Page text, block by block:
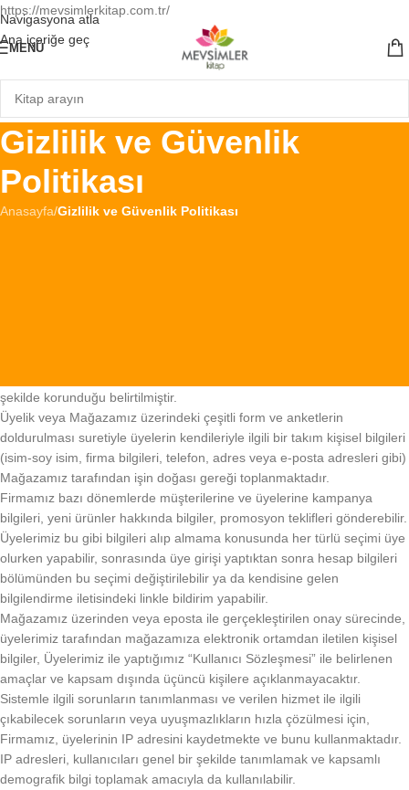
https://mevsimlerkitap.com.tr/
Navigasyona atla
Ana içeriğe geç
MENÜ
Gizlilik ve Güvenlik
Politikası
Anasayfa/Gizlilik ve Güvenlik Politikası
şekilde korunduğu belirtilmiştir.
Üyelik veya Mağazamız üzerindeki çeşitli form ve anketlerin
doldurulması suretiyle üyelerin kendileriyle ilgili bir takım kişisel bilgileri
(isim-soy isim, firma bilgileri, telefon, adres veya e-posta adresleri gibi)
Mağazamız tarafından işin doğası gereği toplanmaktadır.
Firmamız bazı dönemlerde müşterilerine ve üyelerine kampanya
bilgileri, yeni ürünler hakkında bilgiler, promosyon teklifleri gönderebilir.
Üyelerimiz bu gibi bilgileri alıp almama konusunda her türlü seçimi üye
olurken yapabilir, sonrasında üye girişi yaptıktan sonra hesap bilgileri
bölümünden bu seçimi değiştirilebilir ya da kendisine gelen
bilgilendirme iletisindeki linkle bildirim yapabilir.
Mağazamız üzerinden veya eposta ile gerçekleştirilen onay sürecinde,
üyelerimiz tarafından mağazamıza elektronik ortamdan iletilen kişisel
bilgiler, Üyelerimiz ile yaptığımız “Kullanıcı Sözleşmesi” ile belirlenen
amaçlar ve kapsam dışında üçüncü kişilere açıklanmayacaktır.
Sistemle ilgili sorunların tanımlanması ve verilen hizmet ile ilgili
çıkabilecek sorunların veya uyuşmazlıkların hızla çözülmesi için,
Firmamız, üyelerinin IP adresini kaydetmekte ve bunu kullanmaktadır.
IP adresleri, kullanıcıları genel bir şekilde tanımlamak ve kapsamlı
demografik bilgi toplamak amacıyla da kullanılabilir.